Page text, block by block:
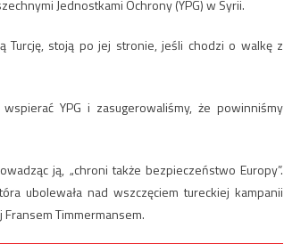
Jednostkami Ochrony (YPG) w Syrii.
Turcję, stoją po jej stronie, jeśli chodzi o walkę z
YPG i zasugerowaliśmy, że powinniśmy
ją, „chroni także bezpieczeństwo Europy”.
ubolewała nad wszczęciem tureckiej kampanii
Timmermansem.